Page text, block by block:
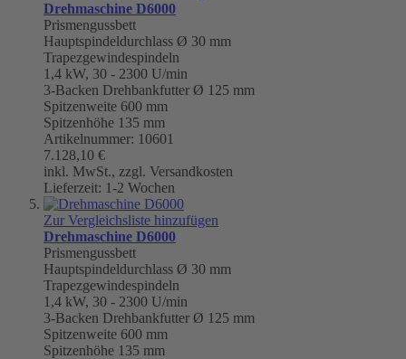
Drehmaschine D6000
Prismengussbett
Hauptspindeldurchlass Ø 30 mm
Trapezgewindespindeln
1,4 kW, 30 - 2300 U/min
3-Backen Drehbankfutter Ø 125 mm
Spitzenweite 600 mm
Spitzenhöhe 135 mm
Artikelnummer: 10601
7.128,10 €
inkl. MwSt., zzgl. Versandkosten
Lieferzeit: 1-2 Wochen
Zur Vergleichsliste hinzufügen
Drehmaschine D6000
Prismengussbett
Hauptspindeldurchlass Ø 30 mm
Trapezgewindespindeln
1,4 kW, 30 - 2300 U/min
3-Backen Drehbankfutter Ø 125 mm
Spitzenweite 600 mm
Spitzenhöhe 135 mm